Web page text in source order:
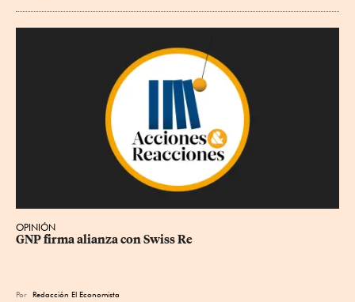
OPINIÓN
GNP firma alianza con Swiss Re
Por Redacción El Economista